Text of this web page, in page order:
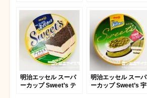
明治エッセル スーパ
ーカップ Sweet’s テ
明治エッセル スーパ
ーカップ Sweet’s 宇